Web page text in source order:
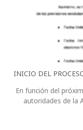
INICIO DEL
En función del
autoridades de la